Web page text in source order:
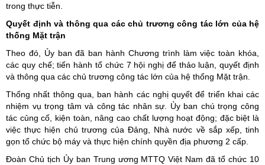
trong thực tiễn.
Quyết định và thông qua các chủ trương công tác lớn của hệ
thống Mặt trận
Theo đó, Ủy ban đã ban hành Chương trình làm việc toàn khóa,
các quy chế; tiến hành tổ chức 7 hội nghị để thảo luận, quyết định
và thông qua các chủ trương công tác lớn của hệ thống Mặt trận.
Thống nhất thông qua, ban hành các nghị quyết để triển khai các
nhiệm vụ trọng tâm và công tác nhân sự. Ủy ban chú trọng công
tác củng cố, kiện toàn, nâng cao chất lượng hoạt động; đặc biệt là
việc thực hiện chủ trương của Đảng, Nhà nước về sắp xếp, tinh
gọn tổ chức bộ máy và thực hiện chính quyền địa phương 2 cấp.
Đoàn Chủ tịch Ủy ban Trung ương MTTQ Việt Nam đã tổ chức 10